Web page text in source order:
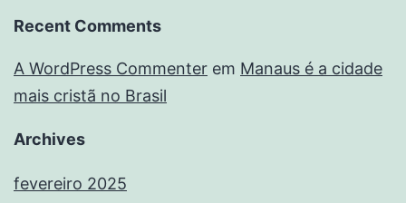
Recent Comments
A WordPress Commenter em Manaus é a cidade
mais cristã no Brasil
Archives
fevereiro 2025